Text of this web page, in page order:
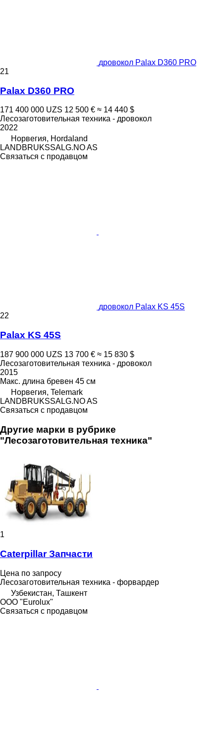
дровокол Palax D360 PRO
21
Palax D360 PRO
171 400 000 UZS 12 500 € ≈ 14 440 $
Лесозаготовительная техника - дровокол
2022
Норвегия, Hordaland
LANDBRUKSSALG.NO AS
Связаться с продавцом
дровокол Palax KS 45S
22
Palax KS 45S
187 900 000 UZS 13 700 € ≈ 15 830 $
Лесозаготовительная техника - дровокол
2015
Макс. длина бревен 45 см
Норвегия, Telemark
LANDBRUKSSALG.NO AS
Связаться с продавцом
Другие марки в рубрике
"Лесозаготовительная техника"
1
Caterpillar Запчасти
Цена по запросу
Лесозаготовительная техника - форвардер
Узбекистан, Ташкент
ООО "Eurolux"
Связаться с продавцом